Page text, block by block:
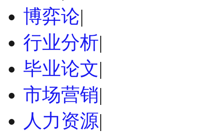
博弈论|
行业分析|
毕业论文|
市场营销|
人力资源|